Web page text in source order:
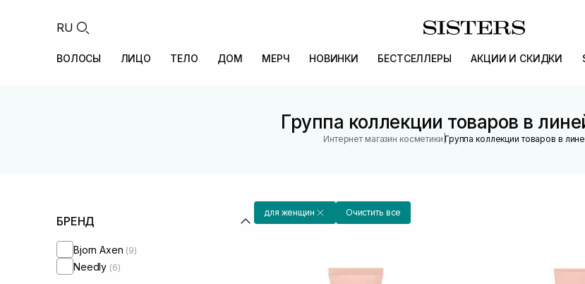
RU
ВОЛОСЫ ЛИЦО ТЕЛО ДОМ МЕРЧ НОВИНКИ БЕСТСЕЛЛЕРЫ АКЦИИ И СКИДКИ
Группа коллекции товаров в
Интернет магазин косметики |Группа коллекции товаров в
БРЕНД
Bjorn Axen (9)
Needly (6)
для женщин Очистить все